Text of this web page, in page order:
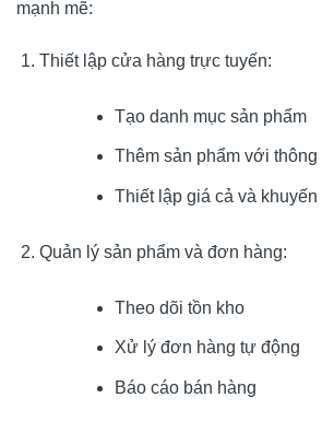
mạnh mẽ:
Thiết lập cửa hàng trực tuyến:
Tạo danh mục sản phẩm
Thêm sản phẩm với thông
Thiết lập giá cả và khuyến
Quản lý sản phẩm và đơn hàng:
Theo dõi tồn kho
Xử lý đơn hàng tự động
Báo cáo bán hàng